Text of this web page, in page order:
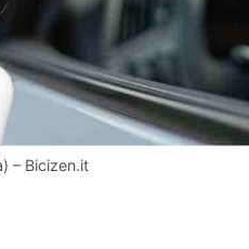
– Bicizen.it